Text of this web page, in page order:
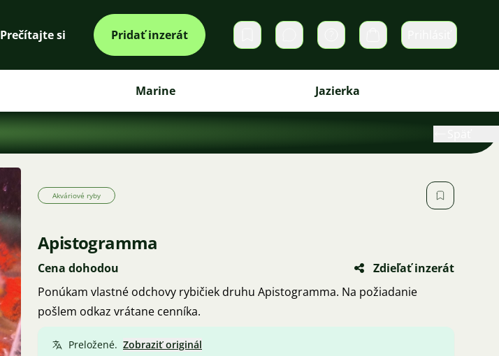
Prečítajte si Pridať inzerát Súkromné správy Košík
Marine Jazierka
Akváriové ryby
Apistogramma
Cena dohodou
Zdieľať inzerát
Ponúkam vlastné odchovy rybičiek druhu Apistogramma. Na požiadanie
pošlem odkaz vrátane cenníka.
Preložené. Zobraziť originál